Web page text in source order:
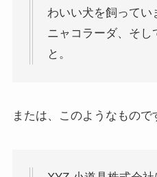
わいい犬を飼ってい
ニャコラーダ、そし
と。
または、このようなもので